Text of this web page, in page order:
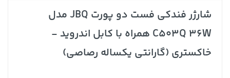
شارژر فندکی فست دو پورت JBQ مدل
C503Q 36W همراه با کابل اندروید -
خاکستری (گارانتی یکساله رصاصی)